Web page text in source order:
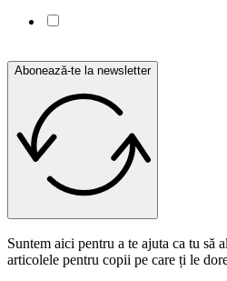
Abonează-te la newsletter
Suntem aici pentru a te ajuta ca tu să
articolele pentru copii pe care ți le